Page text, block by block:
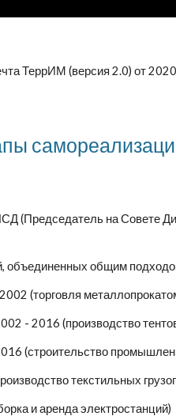
ТеррИМ (версия 2.0) от
(Председатель на Совете
объединенных общим
(торговля
- 2016 (производство
(строительство
текстильных
и аренда электростанций)